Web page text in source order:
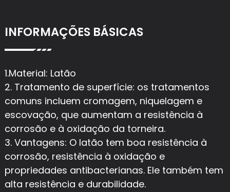
INFORMAÇÕES BÁSICAS
1.Material: Latão
2. Tratamento de superfície: os tratamentos
comuns incluem cromagem, niquelagem e
escovação, que aumentam a resistência à
corrosão e à oxidação da torneira.
3. Vantagens: O latão tem boa resistência à
corrosão, resistência à oxidação e
propriedades antibacterianas. Ele também tem
alta resistência e durabilidade.